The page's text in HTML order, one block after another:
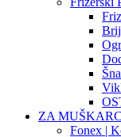
ZA
Fonex |